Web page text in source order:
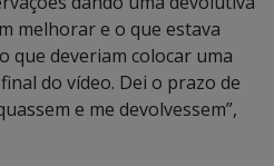
melhorar e o que estava
que deveriam colocar uma
do vídeo. Dei o prazo de
e me devolvessem”,